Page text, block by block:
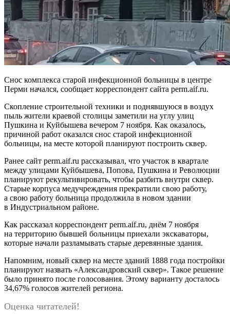
Снос комплекса старой инфекционной больницы в центре
Перми начался, сообщает корреспондент сайта perm.aif.ru.
Скопление строительной техники и поднявшуюся в воздух
пыль жители краевой столицы заметили на углу улиц
Пушкина и Куйбышева вечером 7 ноября. Как оказалось,
причиной работ оказался снос старой инфекционной
больницы, на месте которой планируют построить сквер.
Ранее сайт perm.aif.ru рассказывал, что участок в квартале
между улицами Куйбышева, Попова, Пушкина и Революции
планируют рекультивировать, чтобы разбить внутри сквер.
Старые корпуса медучреждения прекратили свою работу,
а свою работу больница продолжила в новом здании
в Индустриальном районе.
Как рассказал корреспондент perm.aif.ru, днём 7 ноября
на территорию бывшей больницы приехали экскаваторы,
которые начали разламывать старые деревянные здания.
Напомним, новый сквер на месте зданий 1888 года постройки
планируют назвать «Александровский сквер». Такое решение
было принято после голосования. Этому варианту досталось
34,67% голосов жителей региона.
Оценка читателей!